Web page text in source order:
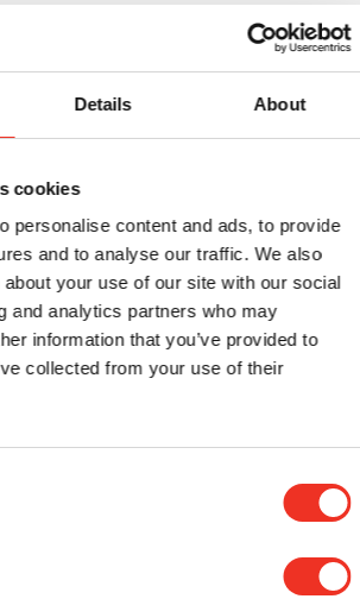
Details About
cookies
personalise content and ads, to provide
and to analyse our traffic. We also
your use of our site with our social
and analytics partners who may
information that you’ve provided to
collected from your use of their
Offerte aanvragen